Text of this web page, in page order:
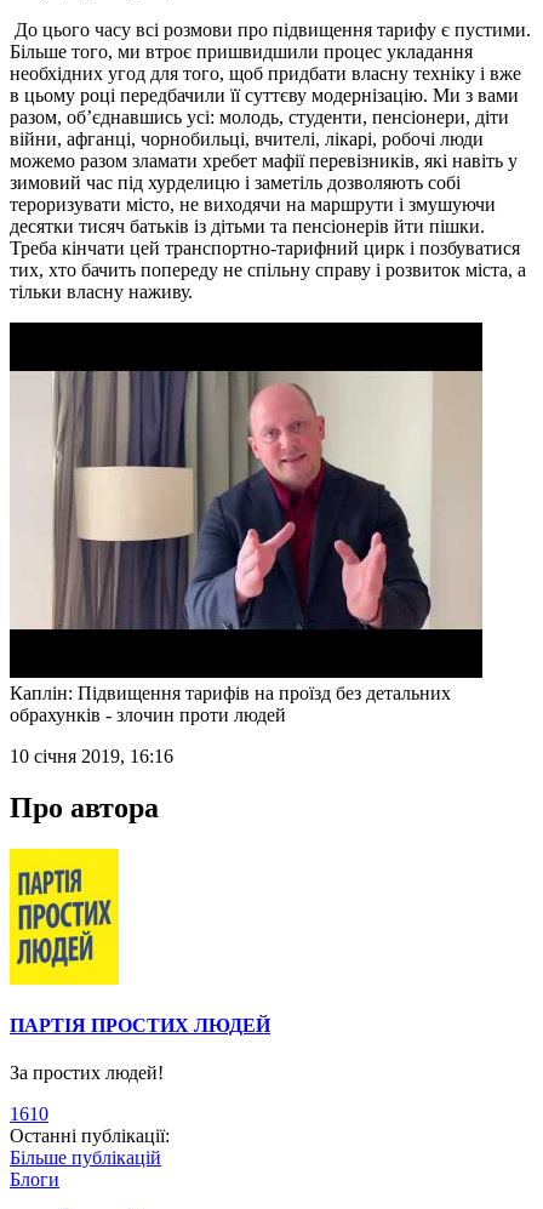
До цього часу всі розмови про підвищення тарифу є пустими.
Більше того, ми втроє пришвидшили процес укладання
необхідних угод для того, щоб придбати власну техніку і вже
в цьому році передбачили її суттєву модернізацію. Ми з вами
разом, об’єднавшись усі: молодь, студенти, пенсіонери, діти
війни, афганці, чорнобильці, вчителі, лікарі, робочі люди
можемо разом зламати хребет мафії перевізників, які навіть у
зимовий час під хурделицю і заметіль дозволяють собі
тероризувати місто, не виходячи на маршрути і змушуючи
десятки тисяч батьків із дітьми та пенсіонерів йти пішки.
Треба кінчати цей транспортно-тарифний цирк і позбуватися
тих, хто бачить попереду не спільну справу і розвиток міста, а
тільки власну наживу.
Каплін: Підвищення тарифів на проїзд без детальних
обрахунків - злочин проти людей
10 січня 2019, 16:16
Про автора
ПАРТІЯ ПРОСТИХ ЛЮДЕЙ
За простих людей!
1610
Останні публікації:
Більше публікацій
Блоги